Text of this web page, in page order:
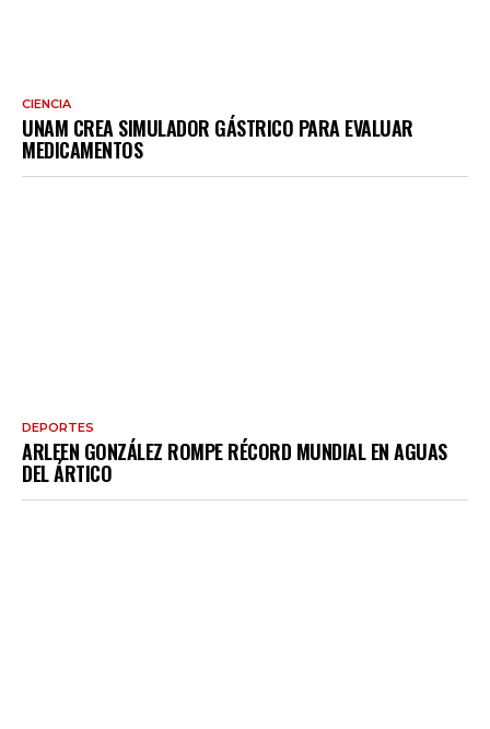
CIENCIA
UNAM CREA SIMULADOR GÁSTRICO PARA EVALUAR
MEDICAMENTOS
DEPORTES
ARLEEN GONZÁLEZ ROMPE RÉCORD MUNDIAL EN AGUAS
DEL ÁRTICO